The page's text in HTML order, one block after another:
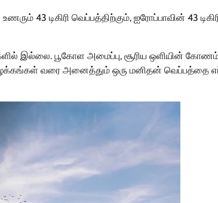
43 டிகிரி வெப்பத்திற்கும், ஐரோப்பாவின் 43
இல்லை. பூகோள அமைப்பு, சூரிய ஒளியின் கோணம்,
வரை அனைத்தும் ஒரு மனிதன் வெப்பத்தை